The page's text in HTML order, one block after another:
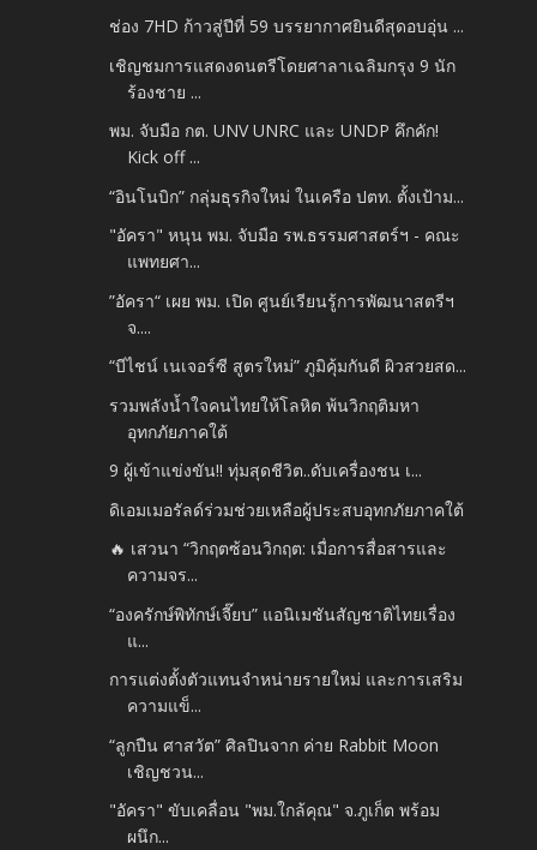
ช่อง 7HD ก้าวสู่ปีที่ 59 บรรยากาศยินดีสุดอบอุ่น ...
เชิญชมการแสดงดนตรีโดยศาลาเฉลิมกรุง 9 นัก
ร้องชาย ...
พม. จับมือ กต. UNV UNRC และ UNDP คึกคัก!
Kick off ...
“อินโนบิก” กลุ่มธุรกิจใหม่ ในเครือ ปตท. ตั้งเป้าม...
"อัครา" หนุน พม. จับมือ รพ.ธรรมศาสตร์ฯ - คณะ
แพทยศา...
”อัครา“ เผย พม. เปิด ศูนย์เรียนรู้การพัฒนาสตรีฯ
จ....
“บีไชน์ เนเจอร์ซี สูตรใหม่” ภูมิคุ้มกันดี ผิวสวยสด...
รวมพลังน้ำใจคนไทยให้โลหิต พ้นวิกฤติมหา
อุทกภัยภาคใต้
9 ผู้เข้าแข่งขัน!! ทุ่มสุดชีวิต..ดับเครื่องชน เ...
ดิเอมเมอรัลด์ร่วมช่วยเหลือผู้ประสบอุทกภัยภาคใต้
🔥 เสวนา “วิกฤตซ้อนวิกฤต: เมื่อการสื่อสารและ
ความจร...
“องครักษ์พิทักษ์เจี๊ยบ” แอนิเมชันสัญชาติไทยเรื่อง
แ...
การแต่งตั้งตัวแทนจำหน่ายรายใหม่ และการเสริม
ความแข็...
“ลูกปืน ศาสวัต” ศิลปินจาก ค่าย Rabbit Moon
เชิญชวน...
"อัครา" ขับเคลื่อน "พม.ใกล้คุณ" จ.ภูเก็ต พร้อม
ผนึก...